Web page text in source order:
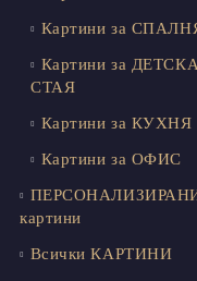
Картини за
Картини за ДЕТСКА
СТАЯ
Картини за КУХНЯ
Картини за ОФИС
картини
Всички КАРТИНИ